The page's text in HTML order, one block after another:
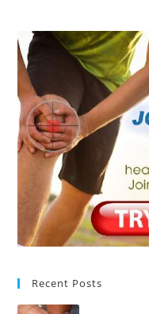
Recent Posts